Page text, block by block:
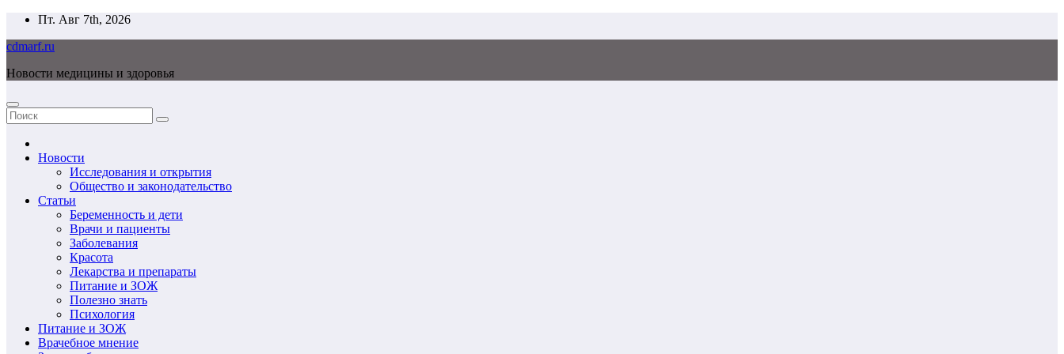
Перейти
содержимому
Пт. Авг 7th, 2026
cdmarf.ru
Новости медицины и здоровья
Новости
Исследования и открытия
Общество и законодательство
Статьи
Беременность и дети
Врачи и пациенты
Заболевания
Красота
Лекарства и препараты
Питание и ЗОЖ
Полезно знать
Психология
Питание и ЗОЖ
Врачебное мнение